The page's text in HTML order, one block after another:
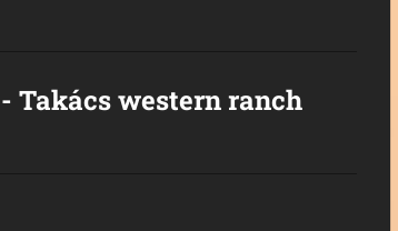
Takács western ranch